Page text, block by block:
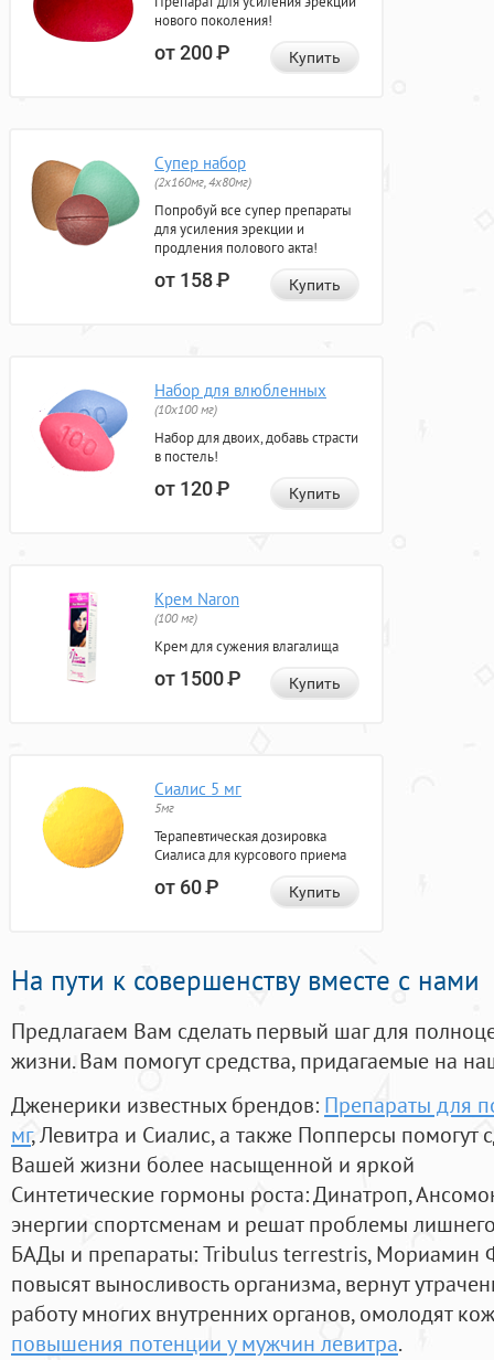
нового поколения!
от 200Р Купить
Супер набор
(2х160мг, 4х80мг)
Попробуй все супер препараты
для усиления эрекции и
продления полового акта!
от 158Р Купить
Набор для влюбленных
(10х100 мг)
Набор для двоих, добавь страсти
в постель!
от 120Р Купить
Крем Naron
(100 мг)
Крем для сужения влагалища
от 1500Р Купить
Сиалис 5 мг
5мг
Терапевтическая дозировка
Сиалиса для курсового приема
от 60Р Купить
На пути к совершенству вместе с нами
Предлагаем Вам сделать первый шаг для
жизни. Вам помогут средства, придагаемые на
Дженерики известных брендов: Препараты для
мг, Левитра и Сиалис, а также Попперсы помогут
Вашей жизни более насыщенной и яркой
Синтетические гормоны роста: Динатроп,
энергии спортсменам и решат проблемы
БАДы и препараты:Tribulus terrestris, Мориамин
повысят выносливость организма, вернут
работу многих внутренних органов, омолодят
повышения потенции у мужчин левитра.